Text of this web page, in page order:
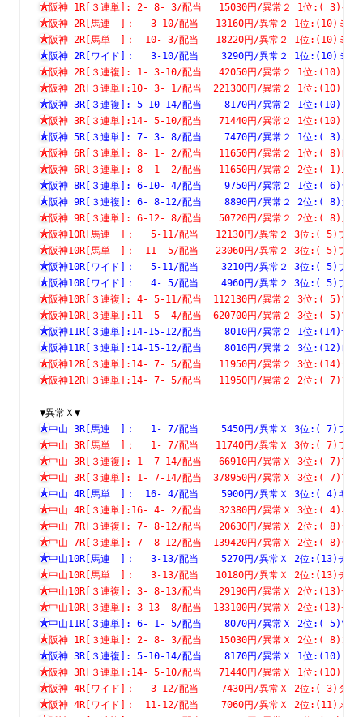
阪神 1R[３連単]: 2- 8- 3/配当   15030円/異常２ 1
阪神 2R[馬連　]：　 3-10/配当   13160円/異常２ 1
阪神 2R[馬単　]：　10- 3/配当   18220円/異常２ 1
阪神 2R[ワイド]：　 3-10/配当    3290円/異常２ 1
阪神 2R[３連複]: 1- 3-10/配当   42050円/異常２ 1
阪神 2R[３連単]:10- 3- 1/配当  221300円/異常２ 1
阪神 3R[３連複]: 5-10-14/配当    8170円/異常２ 1
阪神 3R[３連単]:14- 5-10/配当   71440円/異常２ 1
阪神 5R[３連単]: 7- 3- 8/配当    7470円/異常２ 1
阪神 6R[３連単]: 8- 1- 2/配当   11650円/異常２ 1
阪神 6R[３連単]: 8- 1- 2/配当   11650円/異常２ 2位
阪神 8R[３連単]: 6-10- 4/配当    9750円/異常２ 1位
阪神 9R[３連複]: 6- 8-12/配当    8890円/異常２ 2位:( 8)カー
阪神 9R[３連単]: 6-12- 8/配当   50720円/異常２ 2位:( 8)カー
阪神10R[馬連　]：　 5-11/配当   12130円/異常２ 3位:( 5)プリメ
阪神10R[馬単　]：　11- 5/配当   23060円/異常２ 3位:( 5)プリメ
阪神10R[ワイド]：　 5-11/配当    3210円/異常２ 3位:( 5)プリメ
阪神10R[ワイド]：　 4- 5/配当    4960円/異常２ 3位:( 5)プリメ
阪神10R[３連複]: 4- 5-11/配当  112130円/異常２ 3位:( 5)プリメ
阪神10R[３連単]:11- 5- 4/配当  620700円/異常２ 3位:( 5)プリメ
阪神11R[３連単]:14-15-12/配当    8010円/異常２ 1位:(14)サト
阪神11R[３連単]:14-15-12/配当    8010円/異常２ 3位:(12)レッ
阪神12R[３連単]:14- 7- 5/配当   11950円/異常２ 3
阪神12R[３連単]:14- 7- 5/配当   11950円/異常２ 2
▼異常Ｘ▼
中山 3R[馬連　]：　 1- 7/配当    5450円/異常Ｘ 3
中山 3R[馬単　]：　 1- 7/配当   11740円/異常Ｘ 3
中山 3R[３連複]: 1- 7-14/配当   66910円/異常Ｘ 3
中山 3R[３連単]: 1- 7-14/配当  378950円/異常Ｘ 3
中山 4R[馬単　]：　16- 4/配当    5900円/異常Ｘ 3
中山 4R[３連単]:16- 4- 2/配当   32380円/異常Ｘ 3
中山 7R[３連複]: 7- 8-12/配当   20630円/異常Ｘ 2位
中山 7R[３連単]: 7- 8-12/配当  139420円/異常Ｘ 2位
中山10R[馬連　]：　 3-13/配当    5270円/異常Ｘ 2位:(13)チョ
中山10R[馬単　]：　 3-13/配当   10180円/異常Ｘ 2位:(13)チ
中山10R[３連複]: 3- 8-13/配当   29190円/異常Ｘ 2位:(13)チ
中山10R[３連単]: 3-13- 8/配当  133100円/異常Ｘ 2位:(13)チ
中山11R[３連単]: 6- 1- 5/配当    8070円/異常Ｘ 2位:( 5)ツクバ
阪神 1R[３連単]: 2- 8- 3/配当   15030円/異常Ｘ 2
阪神 3R[３連複]: 5-10-14/配当    8170円/異常Ｘ 1
阪神 3R[３連単]:14- 5-10/配当   71440円/異常Ｘ 1
阪神 4R[ワイド]：　 3-12/配当    7430円/異常Ｘ 2
阪神 4R[ワイド]：　11-12/配当    7060円/異常Ｘ 2位